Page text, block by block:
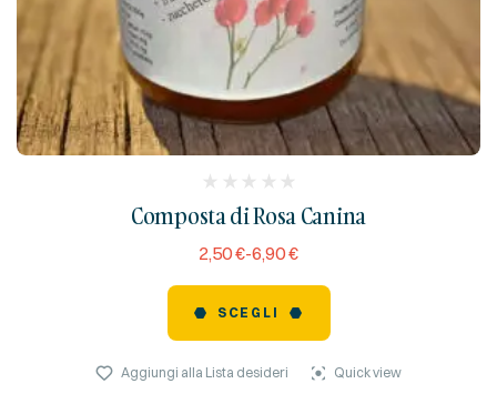
Composta di Rosa Canina
reviews)
2,50€-6,90€
SCEGLI
Aggiungi alla Lista desideri Quick view